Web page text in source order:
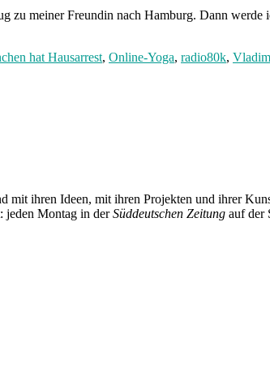
zu meiner Freundin nach Hamburg. Dann
hat Hausarrest, Online-Yoga, radio80k,
ihren Ideen, mit ihren Projekten und ihrer
jeden Montag in derSüddeutschen Zeitung auf der